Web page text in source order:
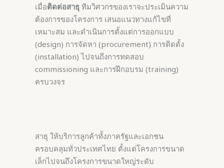
เมื่อติดต่อสาธุ ทีมวิศวกรของเราจะประเมินความ
ต้องการของโครงการ เสนอแนวทางแก้ไขที่
เหมาะสม และดำเนินการตั้งแต่การออกแบบ
(design) การจัดหา (procurement) การติดตั้ง
(installation) ไปจนถึงการทดสอบ
commissioning และการฝึกอบรม (training)
ครบวงจร
สาธุ ให้บริการลูกค้าทั้งภาครัฐและเอกชน
ครอบคลุมทั่วประเทศไทย ตั้งแต่โครงการขนาด
เล็กไปจนถึงโครงการขนาดใหญ่ระดับ